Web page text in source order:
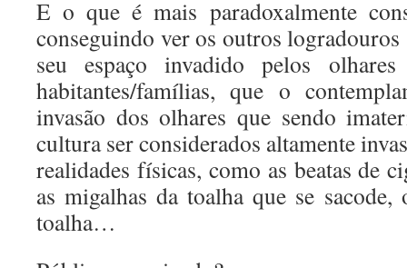
E o que é mais paradoxalmente
conseguindo ver os outros
seu espaço invadido pelos
habitantes/famílias, que o
invasão dos olhares que sendo
cultura ser considerados altamente
realidades físicas, como as beatas de
as migalhas da toalha que se
toalha…